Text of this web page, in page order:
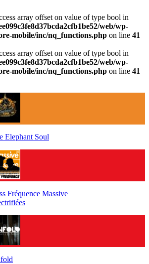
array offset on value of type bool in
web/wp-
mobile/inc/nq_functions.php on line 41
array offset on value of type bool in
web/wp-
mobile/inc/nq_functions.php on line 41
Elephant Soul
Fréquence Massive